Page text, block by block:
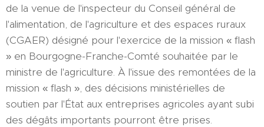
de la venue de l'inspecteur du Conseil général de
l'alimentation, de l'agriculture et des espaces ruraux
(CGAER) désigné pour l'exercice de la mission « flash
» en Bourgogne-Franche-Comté souhaitée par le
ministre de l'agriculture. À l'issue des remontées de la
mission « flash », des décisions ministérielles de
soutien par l'État aux entreprises agricoles ayant subi
des dégâts importants pourront être prises.